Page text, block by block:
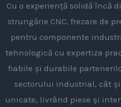
Cu o experiență solidă încă
strungărie CNC, frezare de
pentru componente
tehnologică cu expertiza
fiabile și durabile
sectorului industrial, cât
unicate, livrând piese și